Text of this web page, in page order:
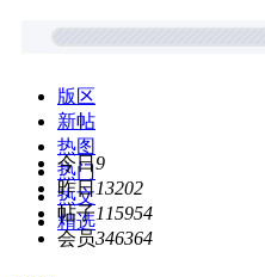
版区
新帖
热图
热门
热文
精选
今日9
昨日13202
帖子115954
会员346364